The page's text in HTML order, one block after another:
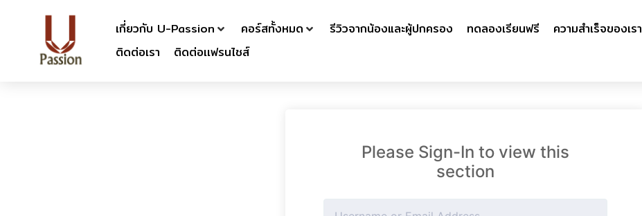
เกี่ยวกับ U-Passion คอร์สทั้งหมด รีวิวจากน้องและผู้ปกครอง ทดลองเรียนฟรี ความสำเร็จของเรา
ติดต่อเรา
ติดต่อเเฟรนไชส์
Please Sign-In to view this
section